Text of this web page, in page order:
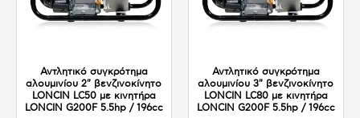
Αντλητικό συγκρότημα
αλουμινίου 2" βενζινοκίνητο
LONCIN LC50 με κινητήρα
LONCIN G200F 5.5hp / 196cc
Αντλητικό συγκρότημα
αλουμινίου 3" βενζινοκίνητο
LONCIN LC80 με κινητήρα
LONCIN G200F 5.5hp / 196cc